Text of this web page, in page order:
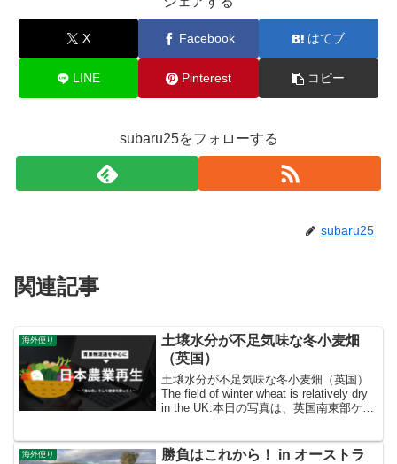
X Facebook はてブ
LINE Pinterest コピー
subaru25をフォローする
subaru25
関連記事
海外便り
土壌水分が不足気味な冬小麦畑
（英国）
土壌水分が不足気味な冬小麦畑（英国）
The field of winter wheat is relatively dry
in the UK.本日の写真は、英国南東部ケン
海外便り
勝負はこれから！ in オーストラ